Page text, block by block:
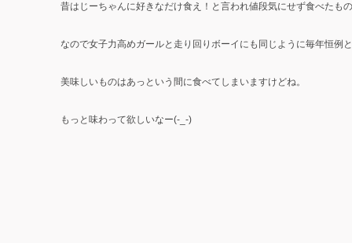
昔はじーちゃんに好きなだけ食え！と言われ値段気にせず食べたも
なので女子力高めガールと走り回りボーイにも同じように毎年恒例と
美味しいものはあっという間に食べてしまいますけどね。
もっと味わって欲しいなー(-_-)